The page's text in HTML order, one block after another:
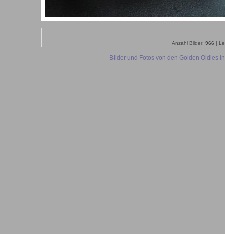
Anzahl Bilder: 966 |
Bilder und Fotos von den Golden Oldies